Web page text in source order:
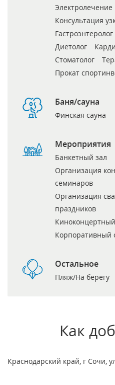
Электролечение
Консультация
Гастроэнтеролог
Диетолог
Стоматолог
Прокат
Баня/сауна
Финская сауна
Мероприятия
Банкетный зал
Организация
семинаров
Организация
праздников
Корпоративный
Остальное
Пляж/На берегу
Как
Краснодарский край, г Сочи,